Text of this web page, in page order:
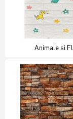
Animale si